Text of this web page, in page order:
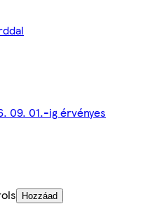
09. 01.-ig érvényes
Hozzáad